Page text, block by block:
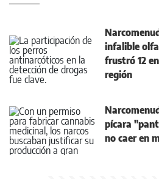
infalible
frustró 12
región
pícara
no caer en